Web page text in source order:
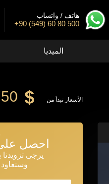
هاتف / واتساب
+90 (549) 60 80 500
الميديا
الأسعار تبدأ من
احصل
يرجى تزويدنا